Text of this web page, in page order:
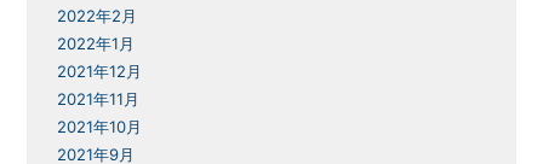
2022年2月
2022年1月
2021年12月
2021年11月
2021年10月
2021年9月